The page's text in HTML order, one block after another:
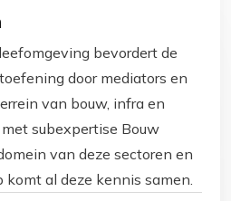
bevordert de
door mediators en
van bouw, infra en
subexpertise Bouw
van deze sectoren en
komt al deze kennis samen.